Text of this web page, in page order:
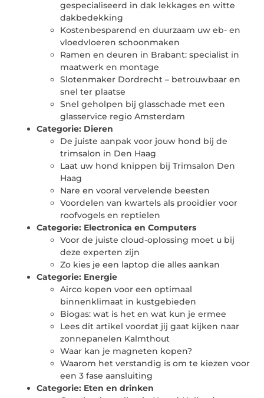
gespecialiseerd in dak lekkages en witte
dakbedekking
Kostenbesparend en duurzaam uw eb- en
vloedvloeren schoonmaken
Ramen en deuren in Brabant: specialist in
maatwerk en montage
Slotenmaker Dordrecht – betrouwbaar en
snel ter plaatse
Snel geholpen bij glasschade met een
glasservice regio Amsterdam
Categorie: Dieren
De juiste aanpak voor jouw hond bij de
trimsalon in Den Haag
Laat uw hond knippen bij Trimsalon Den
Haag
Nare en vooral vervelende beesten
Voordelen van kwartels als prooidier voor
roofvogels en reptielen
Categorie: Electronica en Computers
Voor de juiste cloud-oplossing moet u bij
deze experten zijn
Zo kies je een laptop die alles aankan
Categorie: Energie
Airco kopen voor een optimaal
binnenklimaat in kustgebieden
Biogas: wat is het en wat kun je ermee
Lees dit artikel voordat jij gaat kijken naar
zonnepanelen Kalmthout
Waar kan je magneten kopen?
Waarom het verstandig is om te kiezen voor
een 3 fase aansluiting
Categorie: Eten en drinken